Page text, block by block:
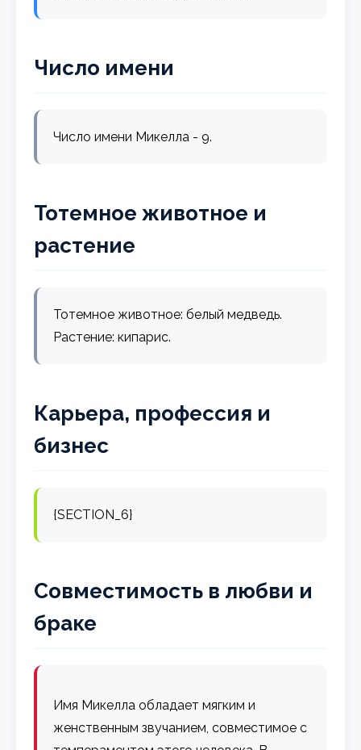
Число имени
Число имени Микелла - 9.
Тотемное животное и
растение
Тотемное животное: белый медведь.
Растение: кипарис.
Карьера, профессия и
бизнес
{SECTION_6}
Совместимость в любви и
браке
Имя Микелла обладает мягким и
женственным звучанием, совместимое с